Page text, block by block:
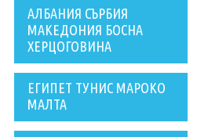
АЛБАНИЯ СЪРБИЯ
МАКЕДОНИЯ БОСНА
ХЕРЦОГОВИНА
ЕГИПЕТ ТУНИС МАРОКО
МАЛТА